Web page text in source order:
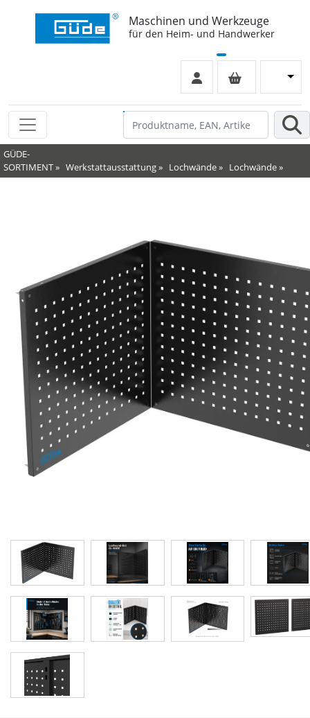
Maschinen und Werkzeuge
für den Heim- und Handwerker
GÜDE-
SORTIMENT» Werkstattausstattung» Lochwände» Lochwände»